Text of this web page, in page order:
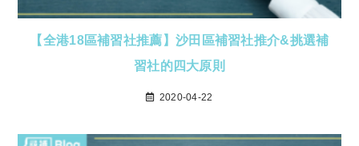
【全港18區補習社推薦】沙田區補習社推介&挑選補
習社的四大原則
2020-04-22